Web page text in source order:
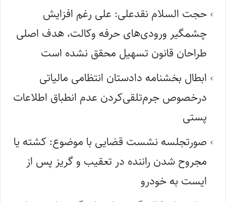
حجت السلام نقدعلی: علی رغم افزایش
چشمگیر ورودی‌های حرفه وکالت، هدف اصلی
طراحان قانون تسهیل محقق نشده است
ابطال بخشنامه دادستان انتظامی مالیاتی
درخصوص جرم‌تلقی‌کردن عدم انطباق اطلاعات
پستی
صورتجلسه نشست قضایی با موضوع: کشته یا
مجروح شدن راننده در تعقیب و گریز پس از
ایست به خودرو